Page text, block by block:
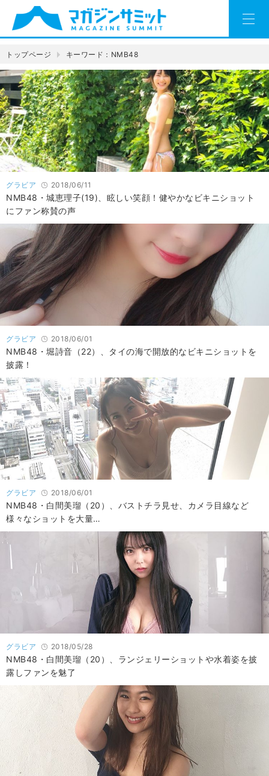
トップページ キーワード：NMB48
グラビア 2018/06/11
NMB48・城恵理子(19)、眩しい笑顔！健やかなビキニショット
にファン称賛の声
グラビア 2018/06/01
NMB48・堀詩音（22）、タイの海で開放的なビキニショットを
披露！
グラビア 2018/06/01
NMB48・白間美瑠（20）、バストチラ見せ、カメラ目線など
様々なショットを大量…
グラビア 2018/05/28
NMB48・白間美瑠（20）、ランジェリーショットや水着姿を披
露しファンを魅了